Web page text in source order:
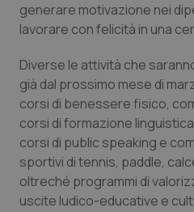
Liguria
Lombardia
Marche
Molise
Piemonte
Disturbi dell’umore
Dolore
Donna & Salute
Epatiti
HIV
generare motivazione nei
lavorare con felicità in una
Diverse le attività che
già dal prossimo mese di
corsi di benessere fisico,
corsi di formazione
corsi di public speaking e
sportivi di tennis, paddle,
oltreché programmi di
uscite ludico-educative e